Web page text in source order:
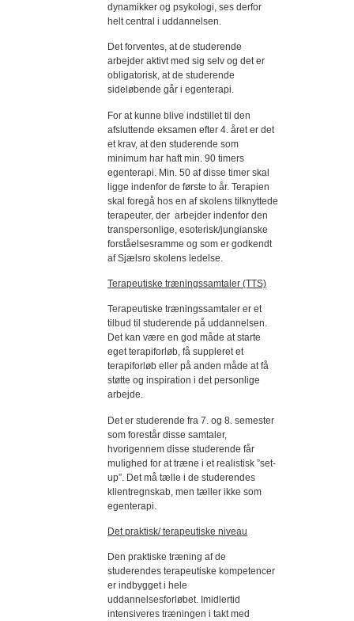
dynamikker og psykologi, ses derfor
helt central i uddannelsen.
Det forventes, at de studerende
arbejder aktivt med sig selv og det er
obligatorisk, at de studerende
sideløbende går i egenterapi.
For at kunne blive indstillet til den
afsluttende eksamen efter 4. året er det
et krav, at den studerende som
minimum har haft min. 90 timers
egenterapi. Min. 50 af disse timer skal
ligge indenfor de første to år. Terapien
skal foregå hos en af skolens tilknyttede
terapeuter, der arbejder indenfor den
transpersonlige, esoterisk/jungianske
forståelsesramme og som er godkendt
af Sjælsro skolens ledelse.
Terapeutiske træningssamtaler (TTS)
Terapeutiske træningssamtaler er et
tilbud til studerende på uddannelsen.
Det kan være en god måde at starte
eget terapiforløb, få suppleret et
terapiforløb eller på anden måde at få
støtte og inspiration i det personlige
arbejde.
Det er studerende fra 7. og 8. semester
som forestår disse samtaler,
hvorigennem disse studerende får
mulighed for at træne i et realistisk ”set-
up”. Det må tælle i de studerendes
klientregnskab, men tæller ikke som
egenterapi.
Det praktisk/ terapeutiske niveau
Den praktiske træning af de
studerendes terapeutiske kompetencer
er indbygget i hele
uddannelsesforløbet. Imidlertid
intensiveres træningen i takt med